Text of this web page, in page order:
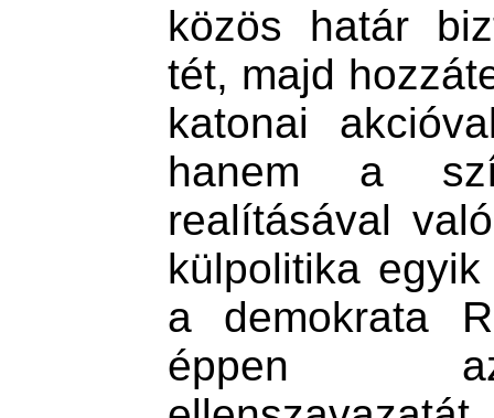
közös határ
tét, majd
katonai
hanem a
realításával
külpolitika
a demokrata
éppen